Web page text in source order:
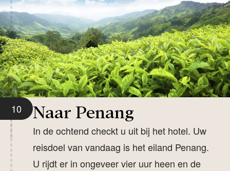
10 Naar Penang
In de ochtend checkt u uit bij het hotel. Uw
reisdoel van vandaag is het eiland Penang.
U rijdt er in ongeveer vier uur heen en de